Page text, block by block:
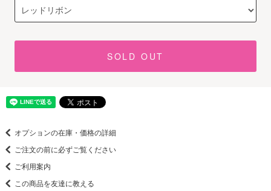
SOLD OUT
オプションの在庫・価格の詳細
ご注文の前に必ずご覧ください
ご利用案内
この商品を友達に教える